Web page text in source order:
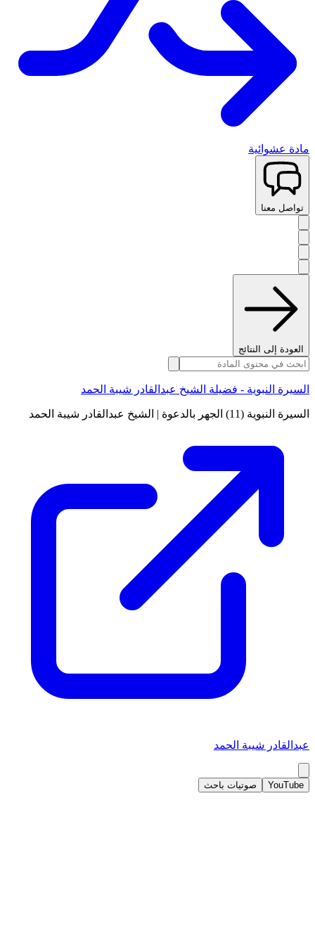
مادة عشوائية
تواصل معنا
العودة إلى النتائج
السيرة النبوية - فضيلة الشيخ عبدالقادر شيبة الحمد
السيرة النبوية (11) الجهر بالدعوة | الشيخ عبدالقادر شيبة الحمد
عبدالقادر شيبة الحمد
YouTube صوتيات باحث